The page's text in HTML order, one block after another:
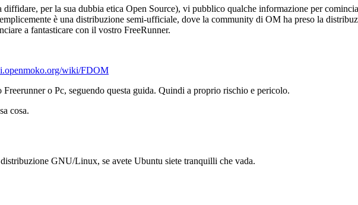
per la sua dubbia etica Open Source), vi pubblico qualche informazione per
è una distribuzione semi-ufficiale, dove la community di OM ha preso la
a fantasticare con il vostro FreeRunner.
wiki/FDOM
o Pc, seguendo questa guida. Quindi a proprio rischio e pericolo.
cosa.
GNU/Linux, se avete Ubuntu siete tranquilli che vada.